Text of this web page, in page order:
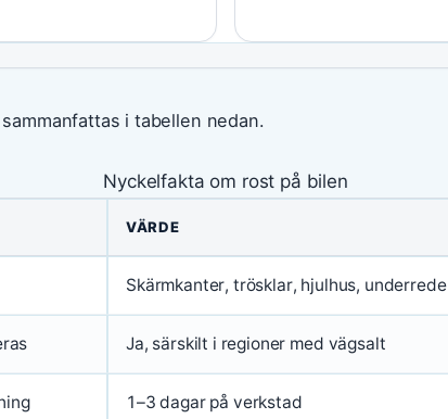
i tabellen nedan.
Nyckelfakta om rost på bilen
VÄRDE
Skärmkanter, trösklar, hjulhus, underrede
Ja, särskilt i regioner med vägsalt
1–3 dagar på verkstad